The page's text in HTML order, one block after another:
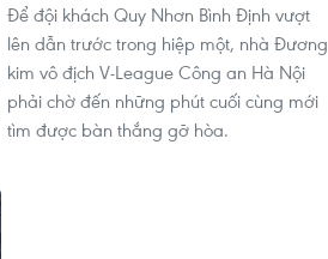
Để đội khách Quy Nhơn Bình Định vượt
lên dẫn trước trong hiệp một, nhà Đương
kim vô địch V-League Công an Hà Nội
phải chờ đến những phút cuối cùng mới
tìm được bàn thắng gỡ hòa.